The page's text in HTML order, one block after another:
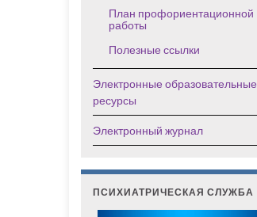
План профориентационной
работы
Полезные ссылки
Электронные образовательные
ресурсы
Электронный журнал
ПСИХИАТРИЧЕСКАЯ СЛУЖБА